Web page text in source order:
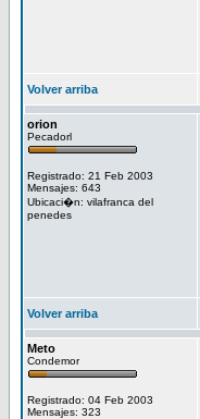
Volver arriba
orion
Pecadorl
Registrado: 21 Feb 2003
Mensajes: 643
Ubicaci�n: vilafranca del
penedes
Volver arriba
Meto
Condemor
Registrado: 04 Feb 2003
Mensajes: 323